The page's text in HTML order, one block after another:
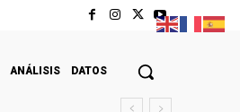
ANÁLISIS DATOS